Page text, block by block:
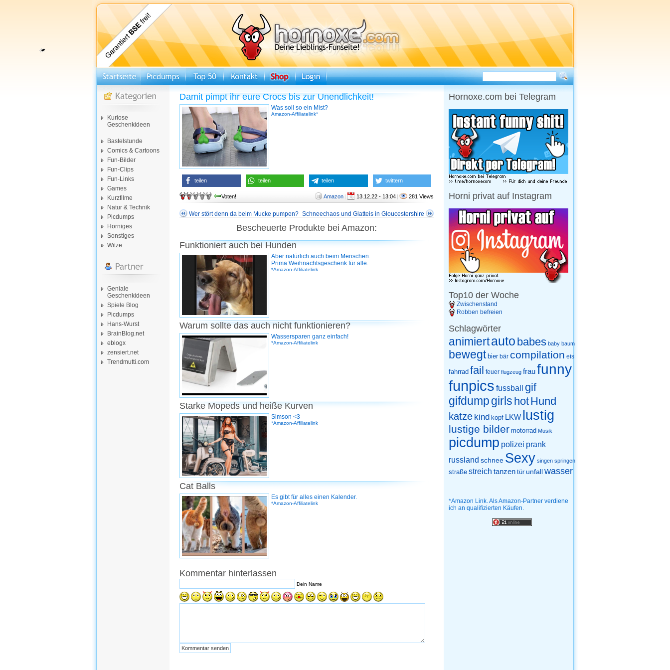
Kuriose
Geschenkideen
Bastelstunde
Comics & Cartoons
Fun-Bilder
Fun-Clips
Fun-Links
Games
Kurzfilme
Natur & Technik
Picdumps
Horniges
Sonstiges
Witze
Geniale
Geschenkideen
Spiele Blog
Picdumps
Hans-Wurst
BrainBlog.net
eblogx
zensiert.net
Trendmutti.com
Damit pimpt ihr eure Crocs bis zur Unendlichkeit!
Was soll so ein Mist?
Amazon-Affiliatelink*
teilen teilen teilen twittern
Voten! Amazon | 13.12.22 - 13:04 | 281 Views
Wer stört denn da beim Mucke pumpen? Schneechaos und Glatteis in Gloucestershire
Bescheuerte Produkte bei Amazon:
Funktioniert auch bei Hunden
Aber natürlich auch beim Menschen.
Prima Weihnachtsgeschenk für alle.
*Amazon-Affiliatelink
Warum sollte das auch nicht funktionieren?
Wassersparen ganz einfach!
*Amazon-Affiliatelink
Starke Mopeds und heiße Kurven
Simson <3
*Amazon-Affiliatelink
Cat Balls
Es gibt für alles einen Kalender.
*Amazon-Affiliatelink
Kommentar hinterlassen
Dein Name
Hornoxe.com bei Telegram
Horni privat auf Instagram
Top10 der Woche
Zwischenstand
Robben befreien
Schlagwörter
animiertauto babes baby baum
bewegt bier bär compilation eis
fahrrad fail feuer flugzeug fraufunny
funpics fussball gif
gifdump girls hotHund
katze kind kopf LKW lustig
lustige bilder motorrad Musik
picdump polizei prank
russland schnee Sexy singen springen
straße streich tanzen tür unfallwasser
*Amazon Link. Als Amazon-Partner verdiene
ich an qualifizierten Käufen.